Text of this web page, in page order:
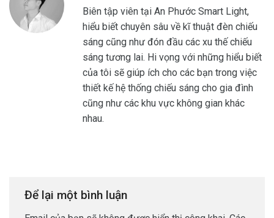
Biên tập viên tại An Phước Smart Light,
hiểu biết chuyên sâu về kĩ thuật đèn chiếu
sáng cũng như đón đầu các xu thế chiếu
sáng tương lai. Hi vọng với những hiểu biết
của tôi sẽ giúp ích cho các bạn trong việc
thiết kế hệ thống chiếu sáng cho gia đình
cũng như các khu vực không gian khác
nhau.
Để lại một bình luận